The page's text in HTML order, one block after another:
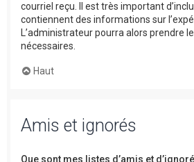
courriel reçu. Il est très important
contiennent des informations sur
L’administrateur pourra alors prendre
nécessaires.
Haut
Amis et ignorés
Que sont mes listes d’amis et